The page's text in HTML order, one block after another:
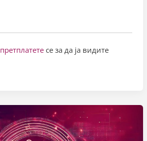
претплатетесе за да ја видите